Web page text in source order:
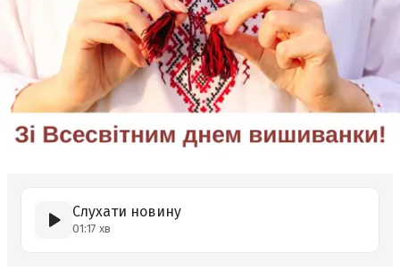
Слухати новину
01:17 хв